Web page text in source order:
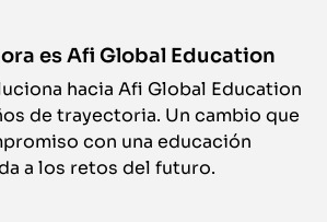
es Afi Global Education
hacia Afi Global Education
de trayectoria. Un cambio que
con una educación
a los retos del futuro.